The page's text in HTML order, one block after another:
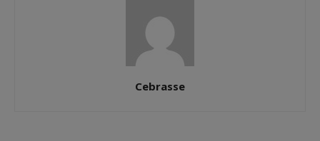
Cebrasse